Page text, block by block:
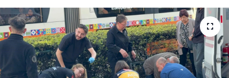
EĞİTİM
SPOR
MAGAZİN